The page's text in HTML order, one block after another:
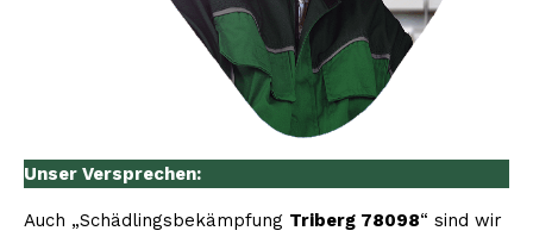
Unser Versprechen:
Auch „Schädlingsbekämpfung Triberg 78098“ sind wir